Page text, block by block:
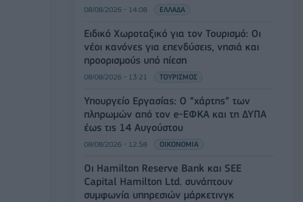
08/08/2026 - 14:08 ΕΛΛΑΔΑ
Ειδικό Χωροταξικό για τον Τουρισμό: Οι
νέοι κανόνες για επενδύσεις, νησιά και
προορισμούς υπό πίεση
08/08/2026 - 13:21 ΤΟΥΡΙΣΜΟΣ
Υπουργείο Εργασίας: Ο “χάρτης” των
πληρωμών από τον e-ΕΦΚΑ και τη ΔΥΠΑ
έως τις 14 Αυγούστου
08/08/2026 - 12:58 ΟΙΚΟΝΟΜΙΑ
Οι Hamilton Reserve Bank και SEE
Capital Hamilton Ltd. συνάπτουν
συμφωνία υπηρεσιών μάρκετινγκ